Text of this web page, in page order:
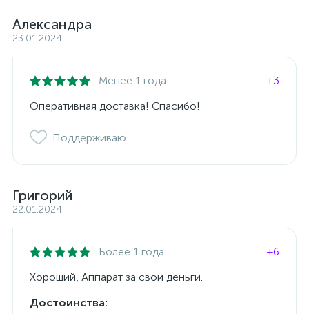
Александра
23.01.2024
Менее 1 года
+3
Оперативная доставка! Спасибо!
Поддерживаю
Григорий
22.01.2024
Более 1 года
+6
Хороший, Аппарат за свои деньги.
Достоинства: